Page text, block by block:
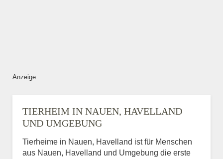
Anzeige
TIERHEIM IN NAUEN, HAVELLAND
UND UMGEBUNG
Tierheime in Nauen, Havelland ist für Menschen
aus Nauen, Havelland und Umgebung die erste